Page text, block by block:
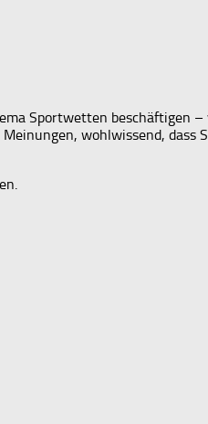
Sportwetten beschäftigen
wohlwissend,